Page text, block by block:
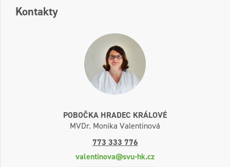
Kontakty
POBOČKA HRADEC KRÁLOVÉ
MVDr. Monika Valentinová
773 333 776
valentinova@svu-hk.cz